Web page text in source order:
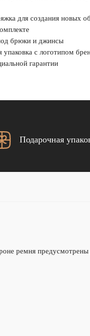
для создания новых
брюки и джинсы
упаковка с логотипом
гарантии
Подарочная
ремня